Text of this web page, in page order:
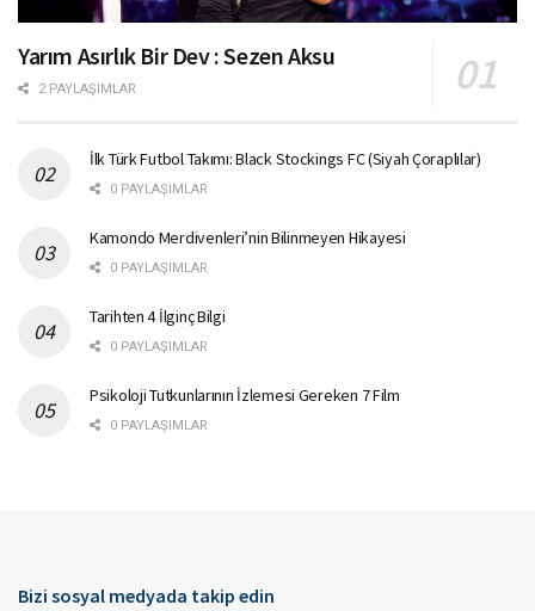
Yarım Asırlık Bir Dev : Sezen Aksu
2 PAYLAŞIMLAR
İlk Türk Futbol Takımı: Black Stockings FC (Siyah Çoraplılar)
0 PAYLAŞIMLAR
Kamondo Merdivenleri’nin Bilinmeyen Hikayesi
0 PAYLAŞIMLAR
Tarihten 4 İlginç Bilgi
0 PAYLAŞIMLAR
Psikoloji Tutkunlarının İzlemesi Gereken 7 Film
0 PAYLAŞIMLAR
Bizi sosyal medyada takip edin